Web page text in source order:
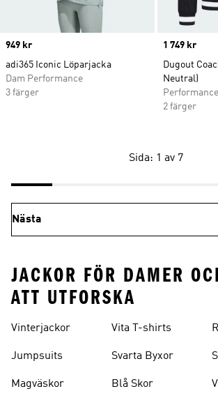
Price
949 kr
adi365 Iconic Löparjacka
Dam Performance
3 färger
Price
1 749 kr
Dugout
Neutral)
Performance
2 färger
Sida: 1 av 7
Nästa
JACKOR FÖR DAMER
ATT UTFORSKA
Vinterjackor
Jumpsuits
Magväskor
Vita T-shirts
Svarta Byxor
Blå Skor